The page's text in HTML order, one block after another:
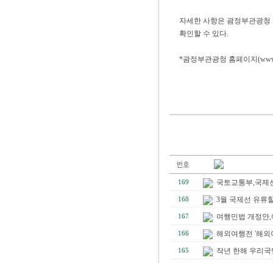
자세한 사항은 괌정부관광청
확인할 수 있다.
*괌정부관광청 홈페이지
169 국토교통부,국제
168 3월 국제선 유류
167 여행민법 개정안
166 해외여행전 '해외
165 작년 한해 우리